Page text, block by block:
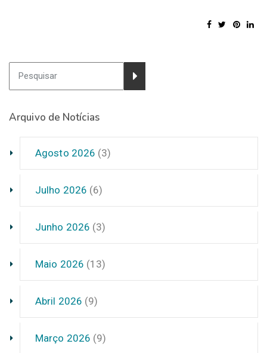
Arquivo de Notícias
Agosto 2026 (3)
Julho 2026 (6)
Junho 2026 (3)
Maio 2026 (13)
Abril 2026 (9)
Março 2026 (9)